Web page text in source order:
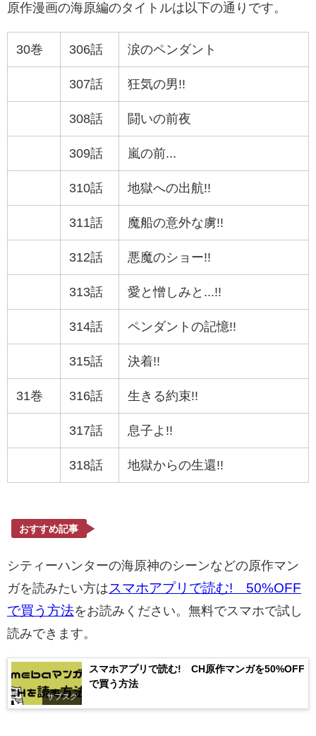
原作漫画の海原編のタイトルは以下の通りです。
30巻 306話 涙のペンダント
307話 狂気の男!!
308話 闘いの前夜
309話 嵐の前...
310話 地獄への出航!!
311話 魔船の意外な虜!!
312話 悪魔のショー!!
313話 愛と憎しみと...!!
314話 ペンダントの記憶!!
315話 決着!!
31巻 316話 生きる約束!!
317話 息子よ!!
318話 地獄からの生還!!
おすすめ記事
シティーハンターの海原神のシーンなどの原作マン
ガを読みたい方は スマホアプリで読む! 50%OFF
で買う方法をお読みください。無料でスマホで試し
読みできます。
サブスク
スマホアプリで読む! CH原作マンガを50%OFF
で買う方法